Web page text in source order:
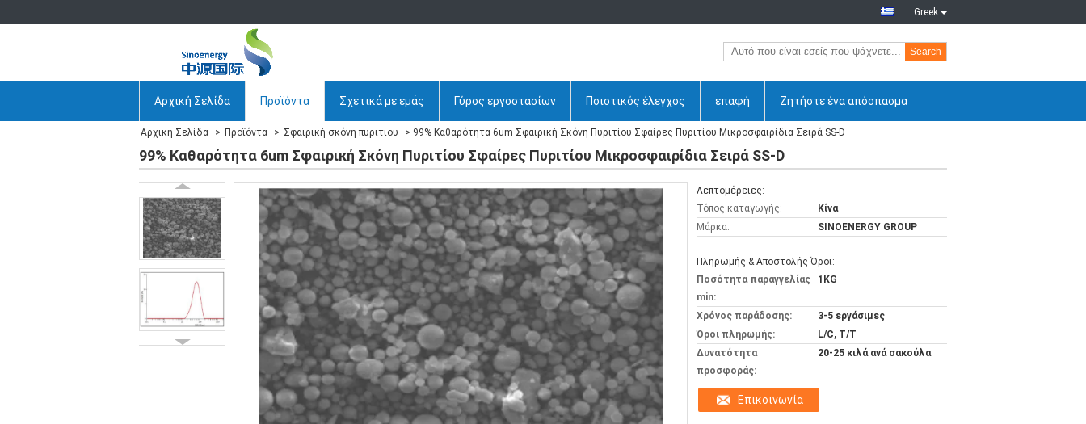
Greek
Search
Αρχική Σελίδα Προϊόντα Σχετικά με εμάς Γύρος εργοστασίων Ποιοτικός έλεγχος επαφή Ζητήστε ένα απόσπασμα
Αρχική Σελίδα Προϊόντα Σφαιρική σκόνη πυριτίου 99% Καθαρότητα 6um Σφαιρική Σκόνη Πυριτίου Σφαίρες Πυριτίου Μικροσφαιρίδια Σειρά SS-D
99% Καθαρότητα 6um Σφαιρική Σκόνη Πυριτίου Σφαίρες Πυριτίου Μικροσφαιρίδια Σειρά SS-D
Λεπτομέρειες:
Τόπος καταγωγής:
Κίνα
Μάρκα:
SINOENERGY GROUP
Πληρωμής & Αποστολής Όροι:
Ποσότητα παραγγελίας
min:
1KG
Χρόνος παράδοσης:
3-5 εργάσιμες
Όροι πληρωμής:
L/C, T/T
Δυνατότητα
προσφοράς:
20-25 κιλά ανά σακούλα
Επικοινωνία